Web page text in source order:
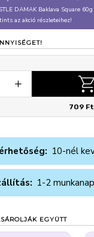
DAMAK Baklava Square 60g
az akció részleteihez!
+
709
10-nél
1-2
EGYÜTT